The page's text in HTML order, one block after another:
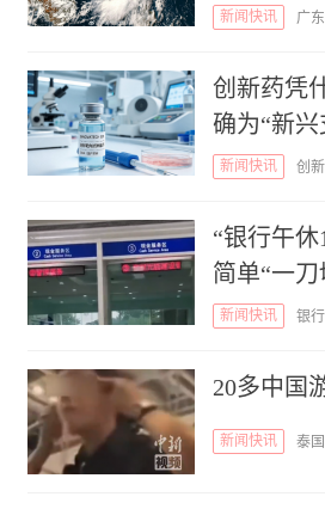
新闻快讯 广东
创新药凭
确为“新
新闻快讯 创
“银行午
简单“一刀
新闻快讯 银行
20多中国
新闻快讯 泰国